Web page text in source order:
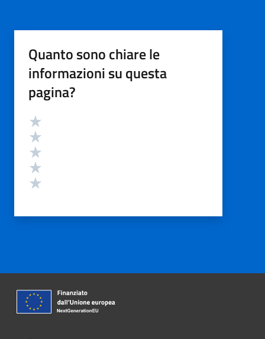
Quanto sono chiare le
informazioni su questa
pagina?
Valutazione